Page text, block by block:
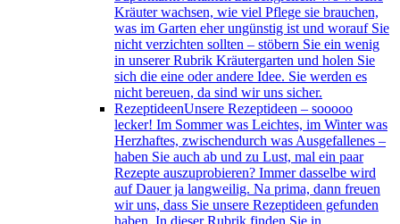
Kräuter wachsen, wie viel Pflege sie brauchen,
was im Garten eher ungünstig ist und worauf Sie
nicht verzichten sollten – stöbern Sie ein wenig
in unserer Rubrik Kräutergarten und holen Sie
sich die eine oder andere Idee. Sie werden es
nicht bereuen, da sind wir uns sicher.
RezeptideenUnsere Rezeptideen – sooooo
lecker! Im Sommer was Leichtes, im Winter was
Herzhaftes, zwischendurch was Ausgefallenes –
haben Sie auch ab und zu Lust, mal ein paar
Rezepte auszuprobieren? Immer dasselbe wird
auf Dauer ja langweilig. Na prima, dann freuen
wir uns, dass Sie unsere Rezeptideen gefunden
haben. In dieser Rubrik finden Sie in